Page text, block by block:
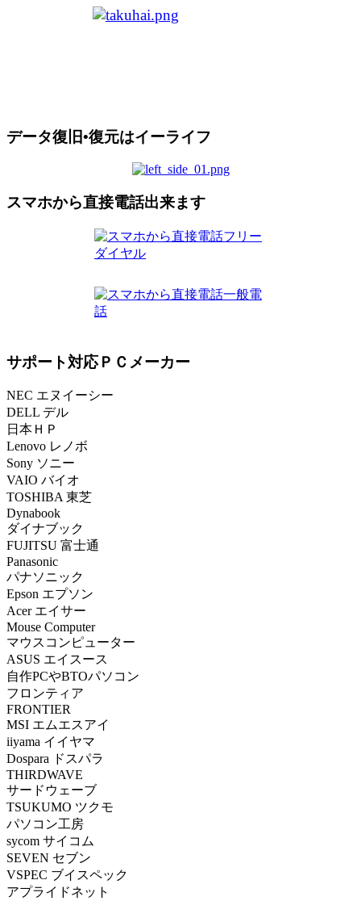
データ復旧•復元はイーライフ
スマホから直接電話出来ます
サポート対応ＰＣメーカー
NEC エヌイーシー
DELL デル
日本ＨＰ
Lenovo レノボ
Sony ソニー
VAIO バイオ
TOSHIBA 東芝
Dynabook
ダイナブック
FUJITSU 富士通
Panasonic
パナソニック
Epson エプソン
Acer エイサー
Mouse Computer
マウスコンピューター
ASUS エイスース
自作PCやBTOパソコン
フロンティア
FRONTIER
MSI エムエスアイ
iiyama イイヤマ
Dospara ドスパラ
THIRDWAVE
サードウェーブ
TSUKUMO ツクモ
パソコン工房
sycom サイコム
SEVEN セブン
VSPEC ブイスペック
アプライドネット